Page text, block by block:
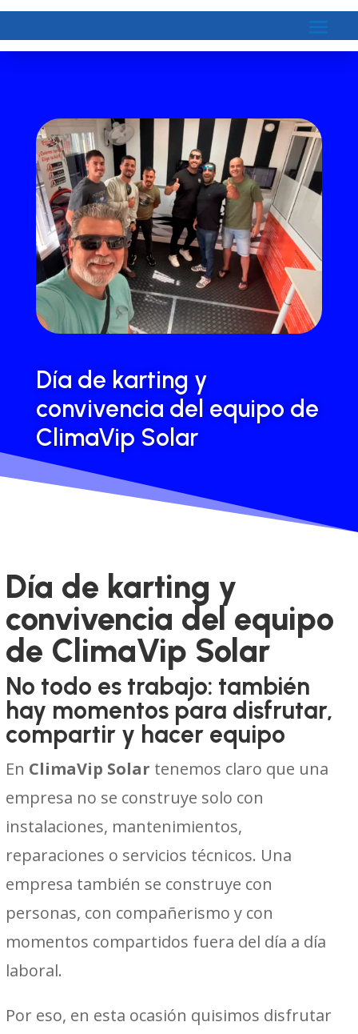
Día de karting y
convivencia del equipo de
ClimaVip Solar
Día de karting y
convivencia del equipo
de ClimaVip Solar
No todo es trabajo: también
hay momentos para disfrutar,
compartir y hacer equipo
En ClimaVip Solar tenemos claro que una
empresa no se construye solo con
instalaciones, mantenimientos,
reparaciones o servicios técnicos. Una
empresa también se construye con
personas, con compañerismo y con
momentos compartidos fuera del día a día
laboral.
Por eso, en esta ocasión quisimos disfrutar